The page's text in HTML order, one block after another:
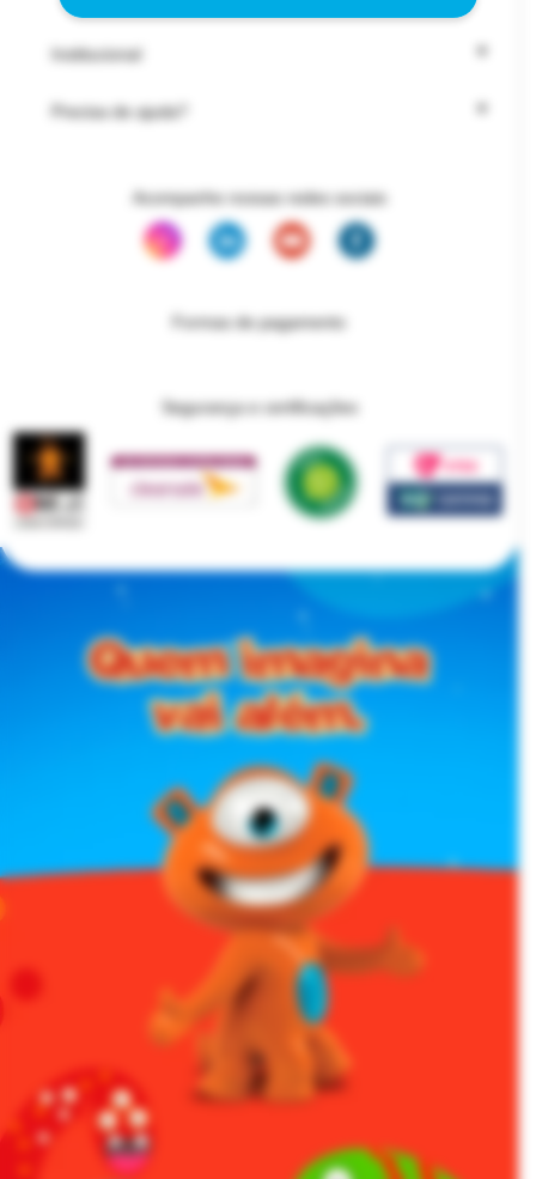
Institucional
Precisa de ajuda?
Acompanhe nossas redes sociais
Formas de pagamento
Segurança e certificações